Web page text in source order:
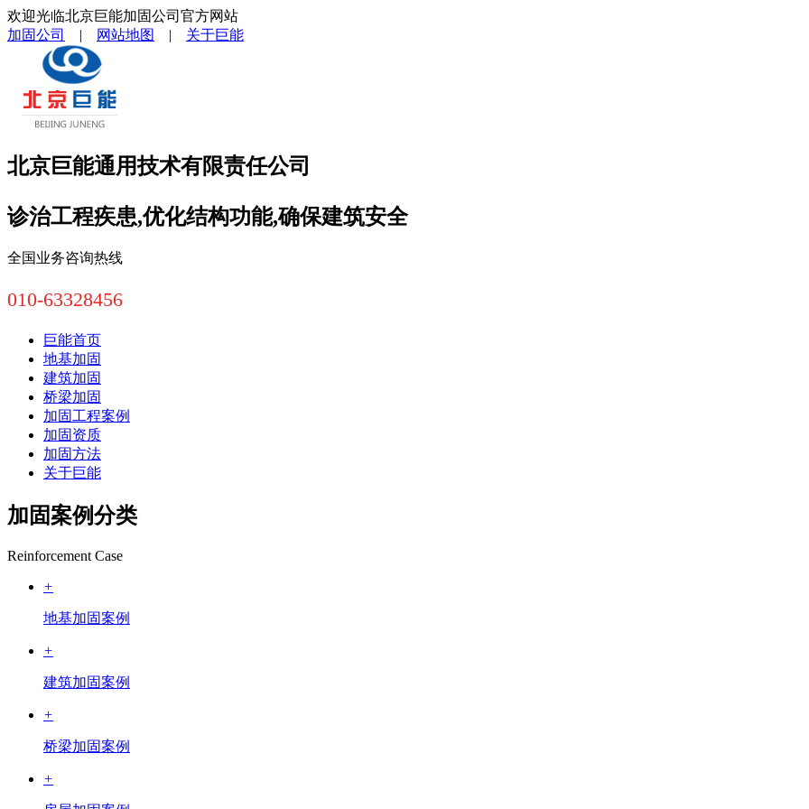
欢迎光临北京巨能加固公司官方网站
加固公司
| 网站地图 | 关于巨能
北京巨能通用技术有限责任公司
诊治工程疾患,优化结构功能,确保建筑安全
全国业务咨询热线
010-63328456
巨能首页
地基加固
建筑加固
桥梁加固
加固工程案例
加固资质
加固方法
关于巨能
加固案例分类
Reinforcement Case
+
地基加固案例
+
建筑加固案例
+
桥梁加固案例
+